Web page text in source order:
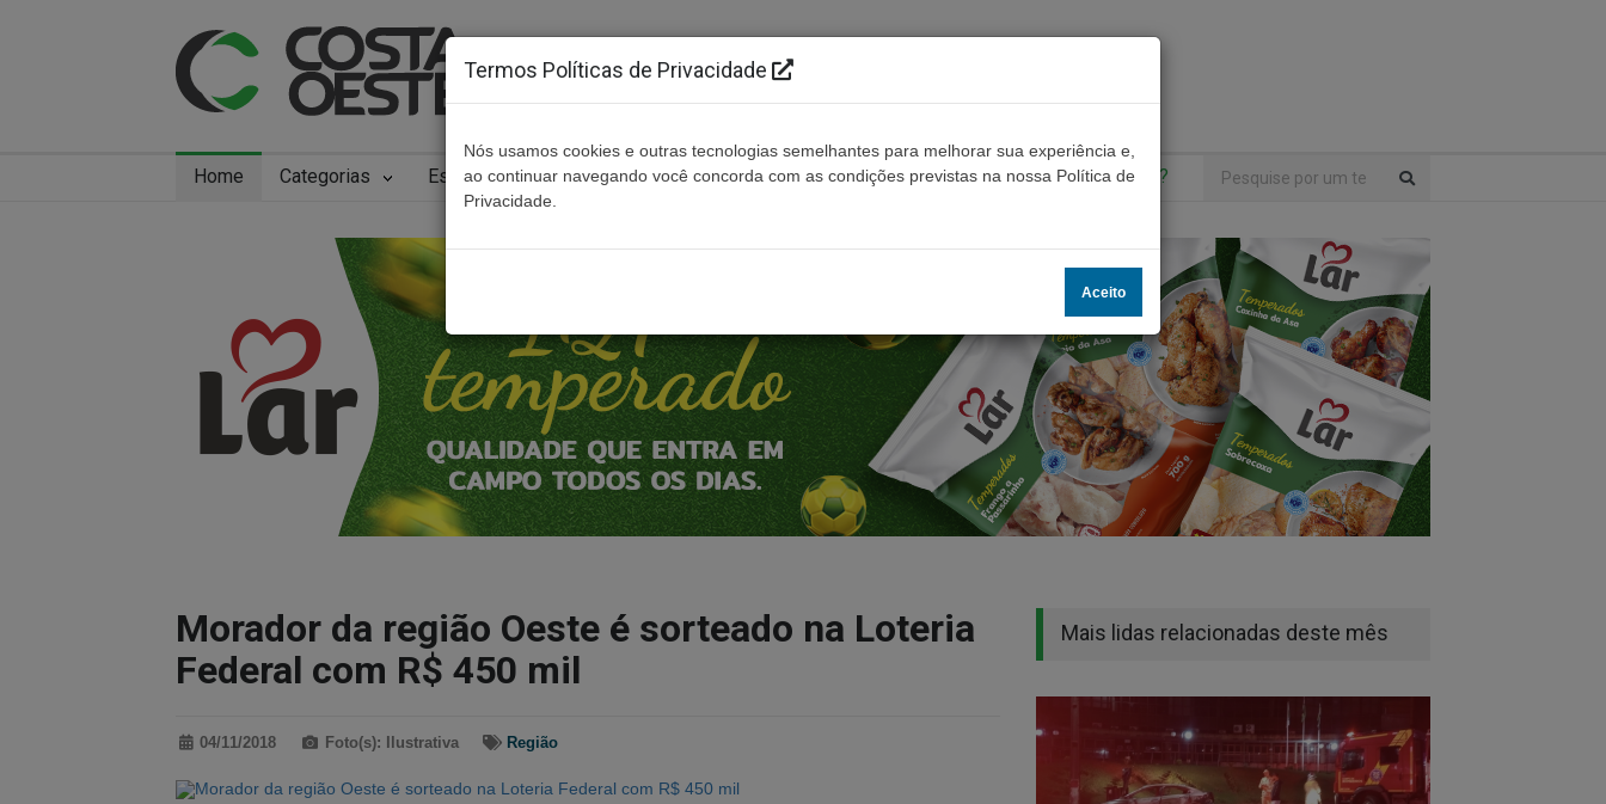
Home Categorias Especiais Cidades Ouça ao vivo Contato Não encontrou algo?
Morador da região Oeste é sorteado na Loteria
Federal com R$ 450 mil
04/11/2018 Foto(s): Ilustrativa Região
Mais lidas relacionadas deste mês
Termos Políticas de Privacidade
Nós usamos cookies e outras tecnologias semelhantes para melhorar sua experiência e,
ao continuar navegando você concorda com as condições previstas na nossa Política de
Privacidade.
Aceito